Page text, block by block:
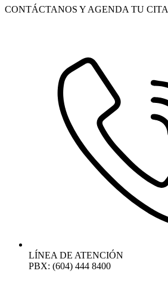
CONTÁCTANOS Y AGENDA TU CITA
LÍNEA DE ATENCIÓN
PBX: (604) 444 8400